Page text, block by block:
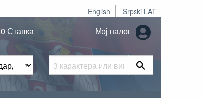
English Srpski LAT
0 Ставка Мој налог